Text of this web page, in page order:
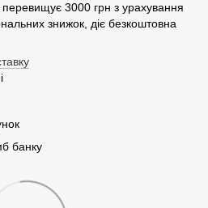
3000 грн з урахування
знижок, діє безкоштовна
банку